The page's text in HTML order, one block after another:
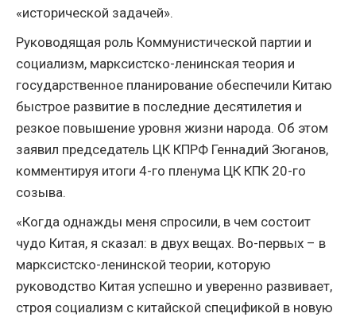
«исторической задачей».
Руководящая роль Коммунистической партии и
социализм, марксистско-ленинская теория и
государственное планирование обеспечили Китаю
быстрое развитие в последние десятилетия и
резкое повышение уровня жизни народа. Об этом
заявил председатель ЦК КПРФ Геннадий Зюганов,
комментируя итоги 4-го пленума ЦК КПК 20-го
созыва.
«Когда однажды меня спросили, в чем состоит
чудо Китая, я сказал: в двух вещах. Во-первых – в
марксистско-ленинской теории, которую
руководство Китая успешно и уверенно развивает,
строя социализм с китайской спецификой в новую